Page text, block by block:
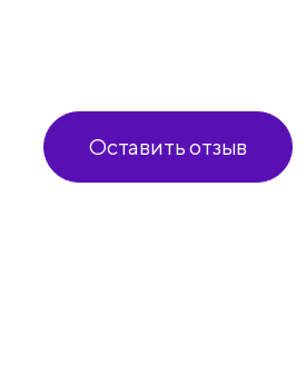
Оставить отзыв